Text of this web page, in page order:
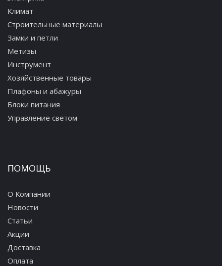
Климат
Строительные материалы
Замки и петли
Метизы
Инструмент
Хозяйственные товары
Плафоны и абажуры
Блоки питания
Управление светом
ПОМОЩЬ
О Компании
Новости
Статьи
Акции
Доставка
Оплата